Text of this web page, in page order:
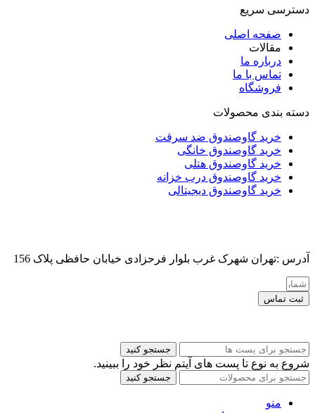
دسترسی سریع
صفحه اصلی
مقالات
درباره ما
تماس با ما
فروشگاه
دسته بندی محصولات
خرید گاوصندوق ضد سرقت
خرید گاوصندوق خانگی
خرید گاوصندوق هتلی
خرید گاوصندوق درب خزانه
خرید گاوصندوق دیجیتالی
آدرس :تهران شهرک غرب بلوار فرحزادی خیابان حافظی پلاک 156
ثبت تماس
جستجو کنید
شروع به نوع تا پست های آیتم نظر خود را ببینید.
جستجو کنید
منو